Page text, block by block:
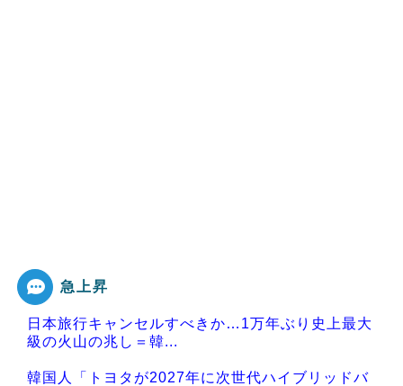
急上昇
日本旅行キャンセルすべきか…1万年ぶり史上最大
級の火山の兆し＝韓...
韓国人「トヨタが2027年に次世代ハイブリッドバ